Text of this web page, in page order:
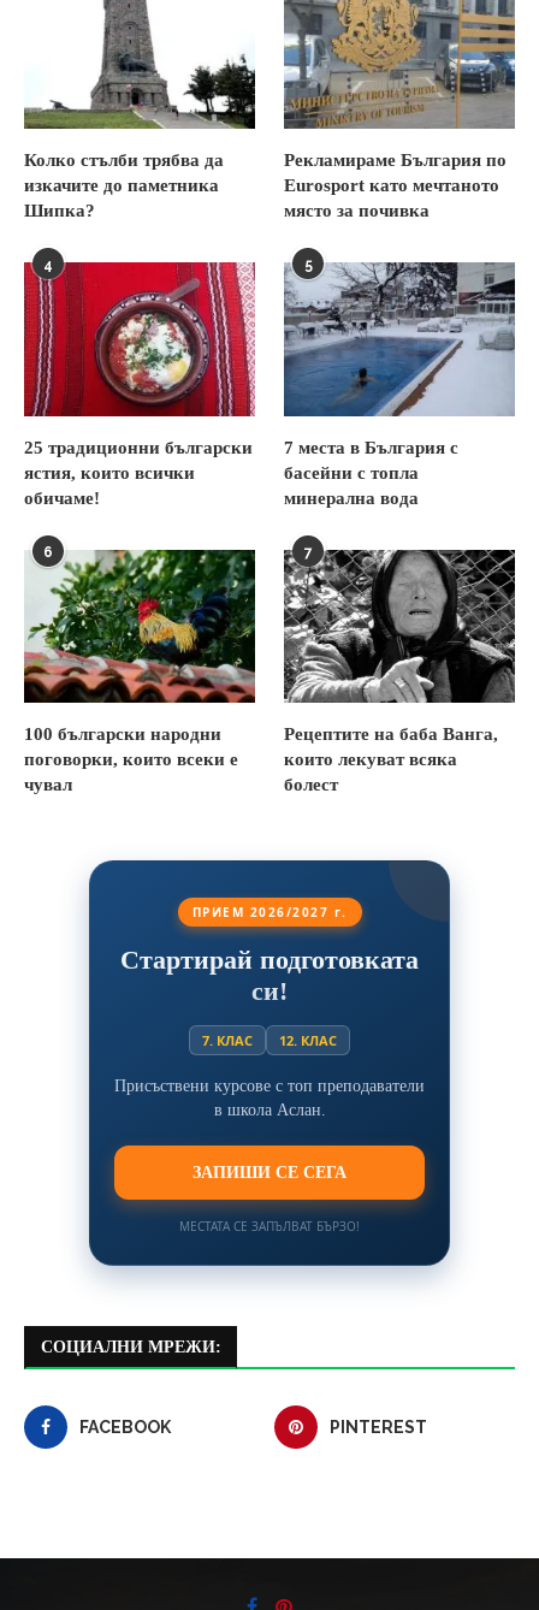
Колко стълби трябва да
изкачите до паметника
Шипка?
Рекламираме България по
Eurosport като мечтаното
място за почивка
4
25 традиционни български
ястия, които всички
обичаме!
5
7 места в България с
басейни с топла
минерална вода
6
100 български народни
поговорки, които всеки е
чувал
7
Рецептите на баба Ванга,
които лекуват всяка
болест
ПРИЕМ 2026/2027 г.
Стартирай подготовката
си!
7. КЛАС 12. КЛАС
Присъствени курсове с топ преподаватели
в школа Аслан.
ЗАПИШИ СЕ СЕГА
МЕСТАТА СЕ ЗАПЪЛВАТ БЪРЗО!
СОЦИАЛНИ МРЕЖИ:
FACEBOOK PINTEREST